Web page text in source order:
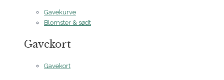
Gavekurve
Blomster & sødt
Gavekort
Gavekort